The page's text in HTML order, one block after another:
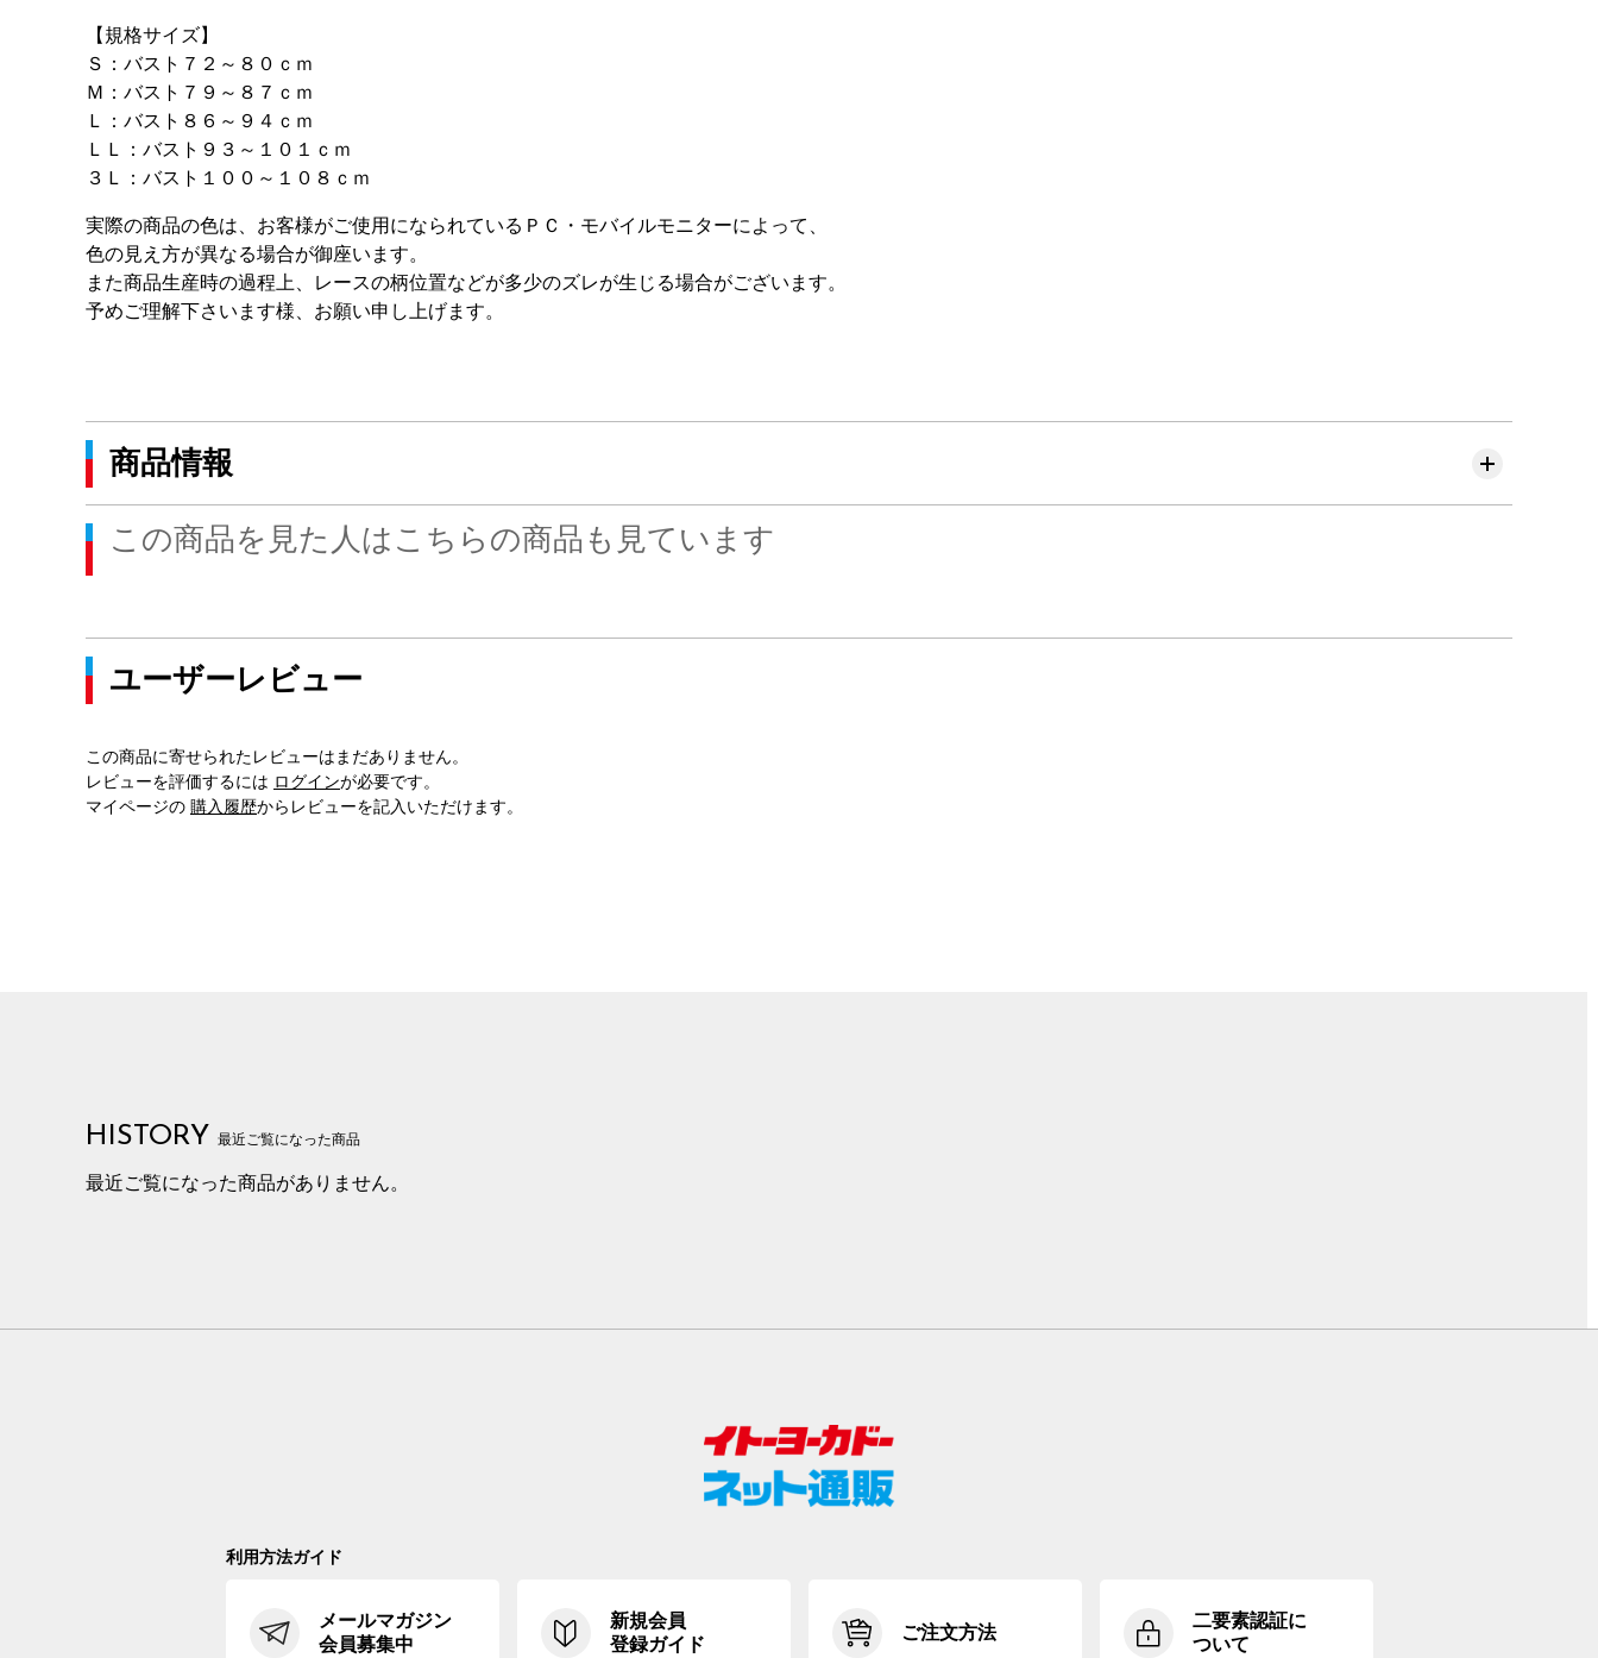
【規格サイズ】
Ｓ：バスト７２～８０ｃｍ
Ｍ：バスト７９～８７ｃｍ
Ｌ：バスト８６～９４ｃｍ
ＬＬ：バスト９３～１０１ｃｍ
３Ｌ：バスト１００～１０８ｃｍ
実際の商品の色は、お客様がご使用になられているＰＣ・モバイルモニターによって、
色の見え方が異なる場合が御座います。
また商品生産時の過程上、レースの柄位置などが多少のズレが生じる場合がございます。
予めご理解下さいます様、お願い申し上げます。
商品情報
この商品を見た人はこちらの商品も見ています
ユーザーレビュー
この商品に寄せられたレビューはまだありません。
レビューを評価するには ログインが必要です。
マイページの 購入履歴からレビューを記入いただけます。
HISTORY 最近ご覧になった商品
最近ご覧になった商品がありません。
利用方法ガイド
メールマガジン
会員募集中
新規会員
登録ガイド
ご注文方法
二要素認証に
ついて